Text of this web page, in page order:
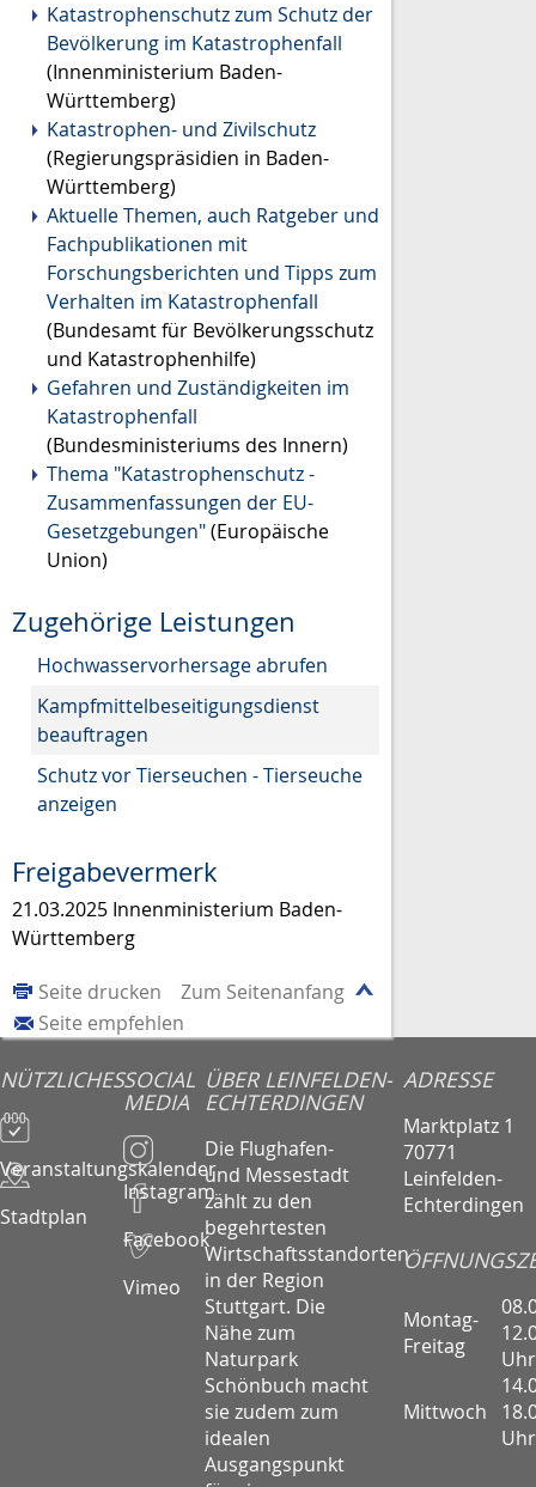
Katastrophenschutz zum Schutz der
Bevölkerung im Katastrophenfall
(Innenministerium Baden-
Württemberg)
Katastrophen- und Zivilschutz
(Regierungspräsidien in Baden-
Württemberg)
Aktuelle Themen, auch Ratgeber und
Fachpublikationen mit
Forschungsberichten und Tipps zum
Verhalten im Katastrophenfall
(Bundesamt für Bevölkerungsschutz
und Katastrophenhilfe)
Gefahren und Zuständigkeiten im
Katastrophenfall
(Bundesministeriums des Innern)
Thema "Katastrophenschutz -
Zusammenfassungen der EU-
Gesetzgebungen"(Europäische
Union)
Zugehörige Leistungen
Hochwasservorhersage abrufen
Kampfmittelbeseitigungsdienst
beauftragen
Schutz vor Tierseuchen - Tierseuche
anzeigen
Freigabevermerk
21.03.2025 Innenministerium Baden-
Württemberg
Zum Seitenanfang
Seite drucken
Seite empfehlen
NÜTZLICHES
Veranstaltungskalender
Stadtplan
SOCIAL
MEDIA
Instagram
Facebook
Vimeo
ÜBER LEINFELDEN-
ECHTERDINGEN
Die Flughafen-
und Messestadt
zählt zu den
begehrtesten
Wirtschaftsstandorten
in der Region
Stuttgart. Die
Nähe zum
Naturpark
Schönbuch macht
sie zudem zum
idealen
Ausgangspunkt
ADRESSE
Marktplatz 1
70771
Leinfelden-
Echterdingen
Montag-
Freitag
Uhr
Mittwoch
Uhr